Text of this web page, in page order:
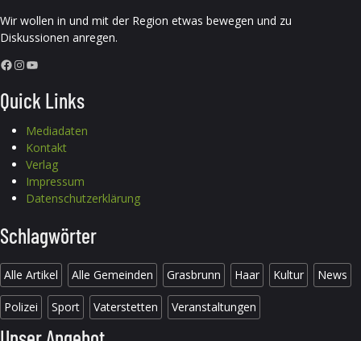
Wir wollen in und mit der Region etwas bewegen und zu
Diskussionen anregen.
Facebook InstagramYouTube
Quick Links
Mediadaten
Kontakt
Verlag
Impressum
Datenschutzerklärung
Schlagwörter
Alle Artikel Alle Gemeinden Grasbrunn Haar Kultur News
Polizei Sport Vaterstetten Veranstaltungen